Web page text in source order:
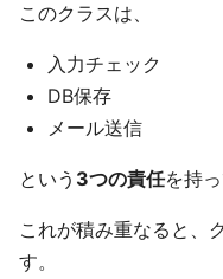
このクラスは、
入力チェック
DB保存
メール送信
という 3つの責任を持っ
これが積み重なると、
す。